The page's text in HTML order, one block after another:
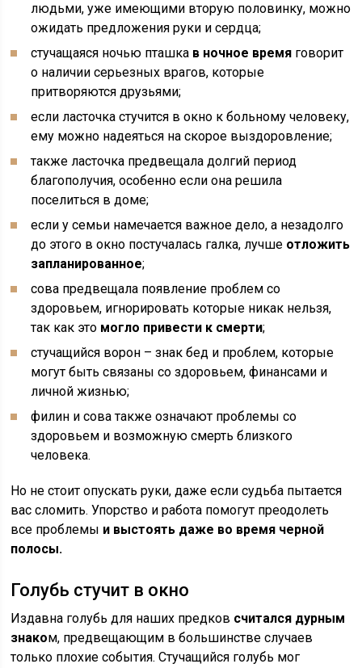
людьми, уже имеющими вторую половинку, можно
ожидать предложения руки и сердца;
стучащаяся ночью пташка в ночное время говорит
о наличии серьезных врагов, которые
притворяются друзьями;
если ласточка стучится в окно к больному человеку,
ему можно надеяться на скорое выздоровление;
также ласточка предвещала долгий период
благополучия, особенно если она решила
поселиться в доме;
если у семьи намечается важное дело, а незадолго
до этого в окно постучалась галка, лучше отложить
запланированное;
сова предвещала появление проблем со
здоровьем, игнорировать которые никак нельзя,
так как это могло привести к смерти;
стучащийся ворон – знак бед и проблем, которые
могут быть связаны со здоровьем, финансами и
личной жизнью;
филин и сова также означают проблемы со
здоровьем и возможную смерть близкого
человека.
Но не стоит опускать руки, даже если судьба пытается
вас сломить. Упорство и работа помогут преодолеть
все проблемы и выстоять даже во время черной
полосы.
Голубь стучит в окно
Издавна голубь для наших предков считался дурным
знаком, предвещающим в большинстве случаев
только плохие события. Стучащийся голубь мог